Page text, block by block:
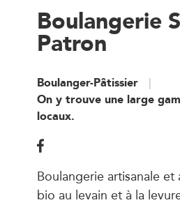
Boulangerie
Patron
Boulanger-Pâtissier
On y trouve une large
locaux.
Boulangerie artisanale
bio au levain et à la